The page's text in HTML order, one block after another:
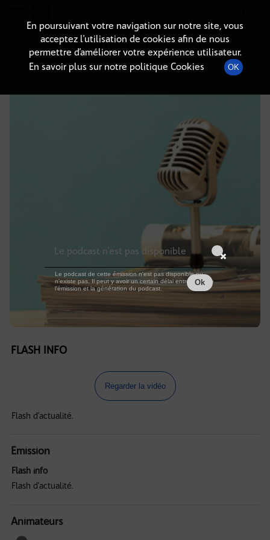
DÉTAILS DE L'ÉPISODE
8 mars 2026à 8h59, durée : Invalid date
FLASH INFO
Regarder la vidéo
Flash d'actualité.
Emission
Flash info
Flash d'actualité.
Animateurs
En poursuivant votre navigation sur notre site, vous
acceptez l’utilisation de cookies afin de nous
permettre d’améliorer votre expérience utilisateur.
En savoir plus sur notre politique Cookies
OK
Le podcast n'est pas disponible
Le podcast de cette émission n'est pas disponible ou
n'existe pas. Il peut y avoir un certain délai entre la fin de
l'émission et la génération du podcast.
Ok